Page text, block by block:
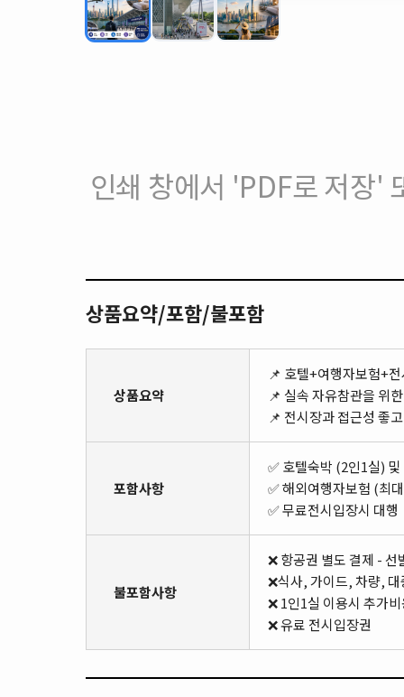
인쇄 창에서 'PDF로 저
상품요약/포함/불포함
상품요약
📌 호텔+여행자보험+
📌 실속 자유참관을 위
📌 전시장과 접근성 좋
포함사항
✅ 호텔숙박 (2인1실)
✅ 해외여행자보험 (최
✅ 무료전시입장시 대행
불포함사항
❌ 항공권 별도 결제 - 선
❌식사, 가이드, 차량,
❌ 1인1실 이용시 추가
❌ 유료 전시입장권